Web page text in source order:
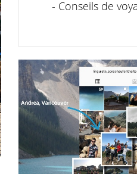
- Conseils de